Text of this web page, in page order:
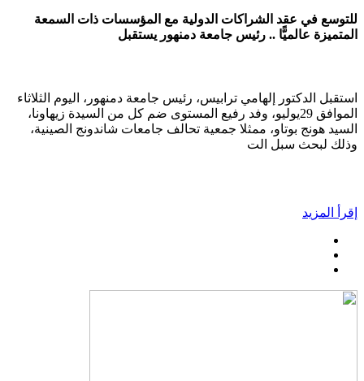
للتوسع في عقد الشراكات الدولية مع المؤسسات ذات السمعة
المتميزة عالميًّا .. رئيس جامعة دمنهور يستقبل
استقبل الدكتور إلهامي ترابيس، رئيس جامعة دمنهور، اليوم الثلاثاء
الموافق 29يوليو، وفد رفيع المستوى ضم كل من السيدة زيهاونا،
السيد هونج بوتاو، ممثلا جمعية تحالف جامعات شاندونج الصينية،
وذلك لبحث سبل الت
إقرأ المزيد